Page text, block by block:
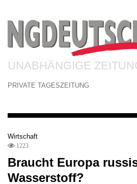
UNABHÄNGIGE
PRIVATE TAGESZEITUNG
Wirtschaft
1223
Braucht Europa
Wasserstoff?